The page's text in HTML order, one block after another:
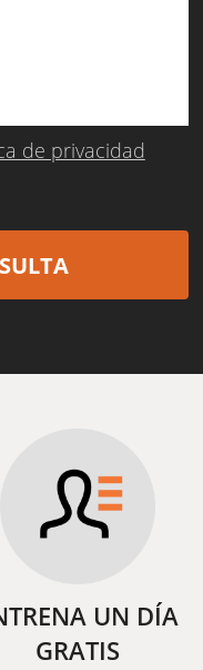
de privacidad
UN DÍA
GRATIS